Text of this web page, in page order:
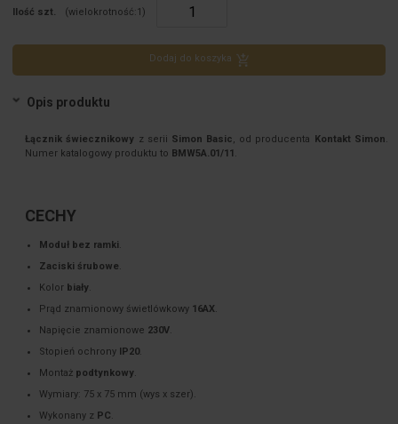
Ilość szt. (wielokrotność:1 )
Dodaj do koszyka
Opis produktu
Łącznik świecznikowy z serii Simon Basic, od producenta Kontakt Simon.
Numer katalogowy produktu to BMW5A.01/11 .
CECHY
Moduł bez ramki.
Zaciski śrubowe.
Kolor biały.
Prąd znamionowy świetlówkowy 16AX.
Napięcie znamionowe 230V.
Stopień ochrony IP20.
Montaż podtynkowy.
Wymiary: 75 x 75 mm (wys x szer).
Wykonany z PC.